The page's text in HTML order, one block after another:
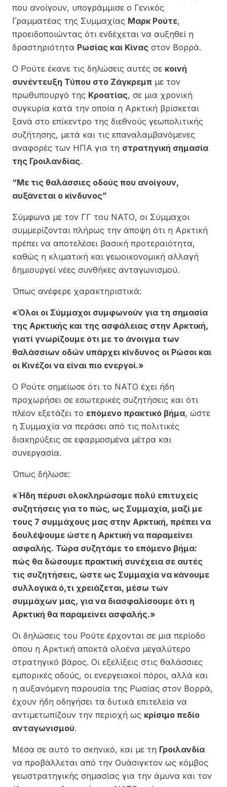
που ανοίγουν, υπογράμμισε ο Γενικός
Γραμματέας της Συμμαχίας Μαρκ Ρούτε,
προειδοποιώντας ότι ενδέχεται να αυξηθεί η
δραστηριότητα Ρωσίας και Κίνας στον Βορρά.
Ο Ρούτε έκανε τις δηλώσεις αυτές σε κοινή
συνέντευξη Τύπου στο Ζάγκρεμπ με τον
πρωθυπουργό της Κροατίας, σε μια χρονική
συγκυρία κατά την οποία η Αρκτική βρίσκεται
ξανά στο επίκεντρο της διεθνούς γεωπολιτικής
συζήτησης, μετά και τις επαναλαμβανόμενες
αναφορές των ΗΠΑ για τη στρατηγική σημασία
της Γροιλανδίας.
“Με τις θαλάσσιες οδούς που ανοίγουν,
αυξάνεται ο κίνδυνος”
Σύμφωνα με τον ΓΓ του ΝΑΤΟ, οι Σύμμαχοι
συμμερίζονται πλήρως την άποψη ότι η Αρκτική
πρέπει να αποτελέσει βασική προτεραιότητα,
καθώς η κλιματική και γεωοικονομική αλλαγή
δημιουργεί νέες συνθήκες ανταγωνισμού.
Όπως ανέφερε χαρακτηριστικά:
«Όλοι οι Σύμμαχοι συμφωνούν για τη σημασία
της Αρκτικής και της ασφάλειας στην Αρκτική,
γιατί γνωρίζουμε ότι με το άνοιγμα των
θαλάσσιων οδών υπάρχει κίνδυνος οι Ρώσοι και
οι Κινέζοι να είναι πιο ενεργοί.»
Ο Ρούτε σημείωσε ότι το ΝΑΤΟ έχει ήδη
προχωρήσει σε εσωτερικές συζητήσεις και ότι
πλέον εξετάζει το επόμενο πρακτικό βήμα, ώστε
η Συμμαχία να περάσει από τις πολιτικές
διακηρύξεις σε εφαρμοσμένα μέτρα και
συνεργασία.
Όπως δήλωσε:
«Ήδη πέρυσι ολοκληρώσαμε πολύ επιτυχείς
συζητήσεις για το πώς, ως Συμμαχία, μαζί με
τους 7 συμμάχους μας στην Αρκτική, πρέπει να
δουλέψουμε ώστε η Αρκτική να παραμείνει
ασφαλής. Τώρα συζητάμε το επόμενο βήμα:
πώς θα δώσουμε πρακτική συνέχεια σε αυτές
τις συζητήσεις, ώστε ως Συμμαχία να κάνουμε
συλλογικά ό,τι χρειάζεται, μέσω των
συμμάχων μας, για να διασφαλίσουμε ότι η
Αρκτική θα παραμείνει ασφαλής.»
Οι δηλώσεις του Ρούτε έρχονται σε μια περίοδο
όπου η Αρκτική αποκτά ολοένα μεγαλύτερο
στρατηγικό βάρος. Οι εξελίξεις στις θαλάσσιες
εμπορικές οδούς, οι ενεργειακοί πόροι, αλλά και
η αυξανόμενη παρουσία της Ρωσίας στον Βορρά,
έχουν ήδη οδηγήσει τα δυτικά επιτελεία να
αντιμετωπίζουν την περιοχή ως κρίσιμο πεδίο
ανταγωνισμού.
Μέσα σε αυτό το σκηνικό, και με τη Γροιλανδία
να προβάλλεται από την Ουάσιγκτον ως κόμβος
γεωστρατηγικής σημασίας για την άμυνα και τον